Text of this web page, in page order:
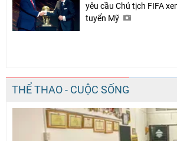
yêu cầu Chủ tịch FIFA
tuyển Mỹ
THỂ THAO - CUỘC SỐNG